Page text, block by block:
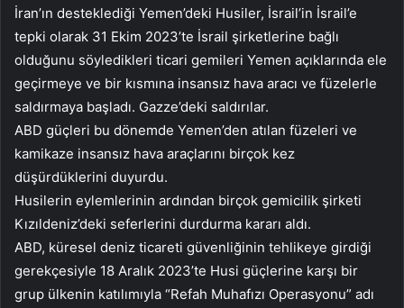
İran’ın desteklediği Yemen’deki Husiler, İsrail’in İsrail’e
tepki olarak 31 Ekim 2023’te İsrail şirketlerine bağlı
olduğunu söyledikleri ticari gemileri Yemen açıklarında ele
geçirmeye ve bir kısmına insansız hava aracı ve füzelerle
saldırmaya başladı. Gazze’deki saldırılar.
ABD güçleri bu dönemde Yemen’den atılan füzeleri ve
kamikaze insansız hava araçlarını birçok kez
düşürdüklerini duyurdu.
Husilerin eylemlerinin ardından birçok gemicilik şirketi
Kızıldeniz’deki seferlerini durdurma kararı aldı.
ABD, küresel deniz ticareti güvenliğinin tehlikeye girdiği
gerekçesiyle 18 Aralık 2023’te Husi güçlerine karşı bir
grup ülkenin katılımıyla “Refah Muhafızı Operasyonu” adı